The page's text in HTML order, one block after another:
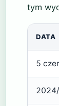
tym
DATA
5